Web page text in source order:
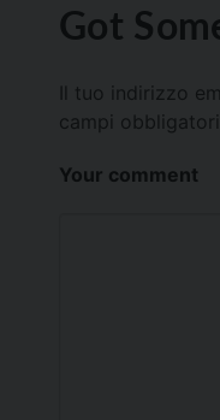
Got
Il tuo indirizzo
campi
Your comment